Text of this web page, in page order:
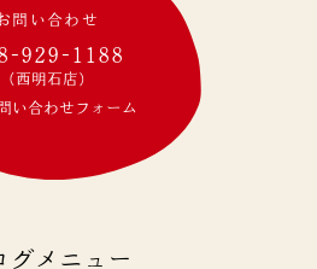
問い合わせ
929-1188
(西明石店)
い合わせフォーム
グメニュー